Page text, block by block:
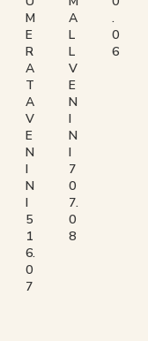
M
E
R
A
T
A
V
E
N
I
N
I
5
1
6.
0
7
A
L
L
V
E
N
I
N
I
7
0
7.
0
8
.
0
6